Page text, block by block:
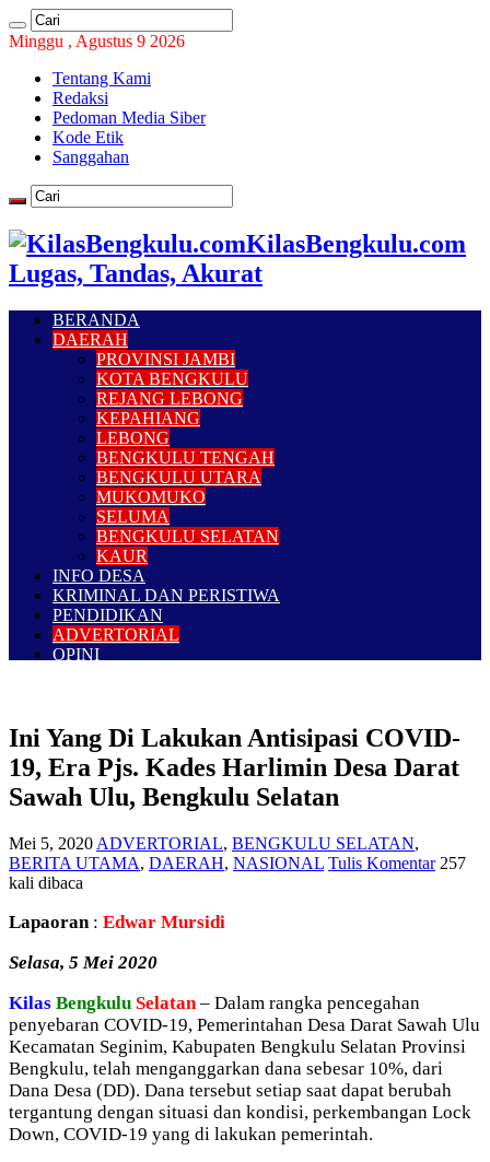
Minggu , Agustus 9 2026
Tentang Kami
Redaksi
Pedoman Media Siber
Kode Etik
Sanggahan
KilasBengkulu.com
Lugas, Tandas, Akurat
BERANDA
DAERAH
PROVINSI JAMBI
KOTA BENGKULU
REJANG LEBONG
KEPAHIANG
LEBONG
BENGKULU TENGAH
BENGKULU UTARA
MUKOMUKO
SELUMA
BENGKULU SELATAN
KAUR
INFO DESA
KRIMINAL DAN PERISTIWA
PENDIDIKAN
ADVERTORIAL
OPINI
Ini Yang Di Lakukan Antisipasi COVID-
19, Era Pjs. Kades Harlimin Desa Darat
Sawah Ulu, Bengkulu Selatan
Mei 5, 2020 ADVERTORIAL, BENGKULU SELATAN,
BERITA UTAMA, DAERAH, NASIONAL Tulis Komentar 257
kali dibaca
Lapaoran : Edwar Mursidi
Selasa, 5 Mei 2020
Kilas Bengkulu Selatan – Dalam rangka pencegahan
penyebaran COVID-19, Pemerintahan Desa Darat Sawah Ulu
Kecamatan Seginim, Kabupaten Bengkulu Selatan Provinsi
Bengkulu, telah menganggarkan dana sebesar 10%, dari
Dana Desa (DD). Dana tersebut setiap saat dapat berubah
tergantung dengan situasi dan kondisi, perkembangan Lock
Down, COVID-19 yang di lakukan pemerintah.